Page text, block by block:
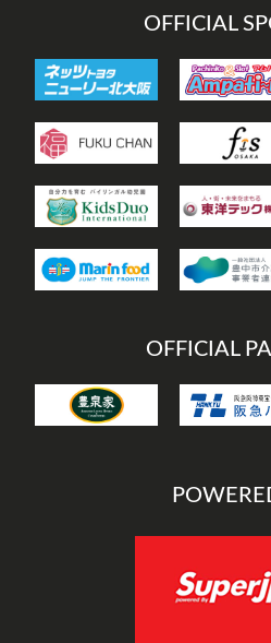
OFFICIAL
OFFICIAL